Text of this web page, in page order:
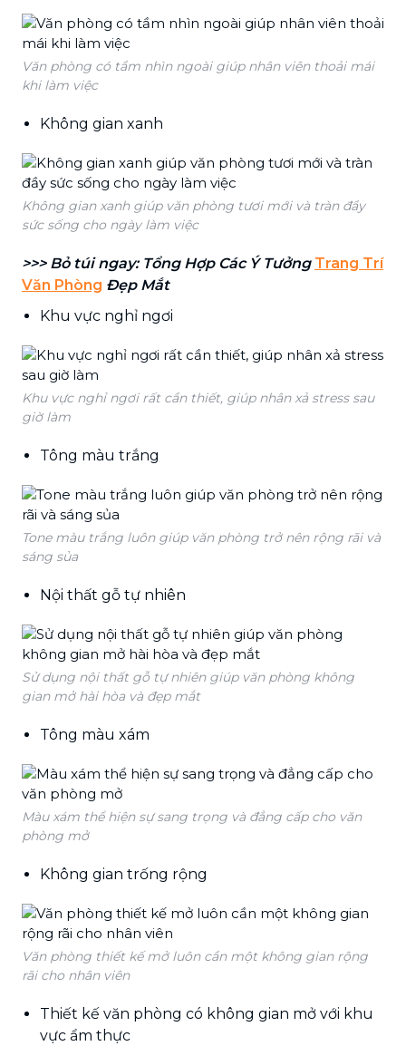
Văn phòng có tầm nhìn ngoài giúp nhân viên thoải mái
khi làm việc
Không gian xanh
Không gian xanh giúp văn phòng tươi mới và tràn đầy
sức sống cho ngày làm việc
>>> Bỏ túi ngay: Tổng Hợp Các Ý Tưởng Trang Trí
Văn Phòng Đẹp Mắt
Khu vực nghỉ ngơi
Khu vực nghỉ ngơi rất cần thiết, giúp nhân xả stress sau
giờ làm
Tông màu trắng
Tone màu trắng luôn giúp văn phòng trở nên rộng rãi và
sáng sủa
Nội thất gỗ tự nhiên
Sử dụng nội thất gỗ tự nhiên giúp văn phòng không
gian mở hài hòa và đẹp mắt
Tông màu xám
Màu xám thể hiện sự sang trọng và đẳng cấp cho văn
phòng mở
Không gian trống rộng
Văn phòng thiết kế mở luôn cần một không gian rộng
rãi cho nhân viên
Thiết kế văn phòng có không gian mở với khu
vực ẩm thực